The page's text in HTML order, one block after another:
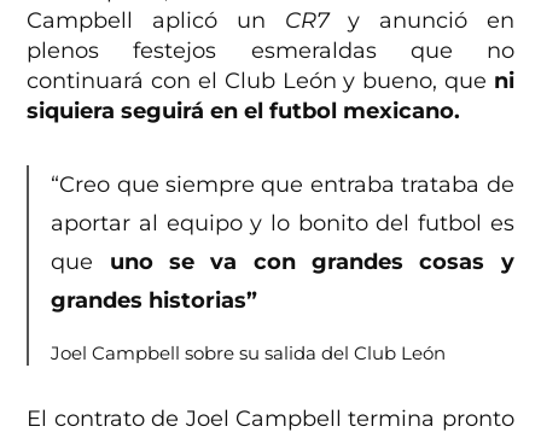
Campbell aplicó un CR7y anunció en
plenos festejos esmeraldas que no
continuará con el Club León y bueno, que ni
siquiera seguirá en el futbol mexicano.
“Creo que siempre que entraba trataba de
aportar al equipo y lo bonito del futbol es
que uno se va con grandes cosas y
grandes historias”
Joel Campbell sobre su salida del Club León
El contrato de Joel Campbell termina pronto